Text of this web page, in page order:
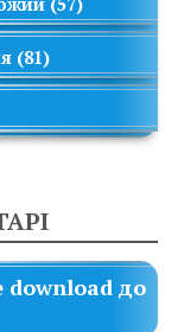
(81)
download до